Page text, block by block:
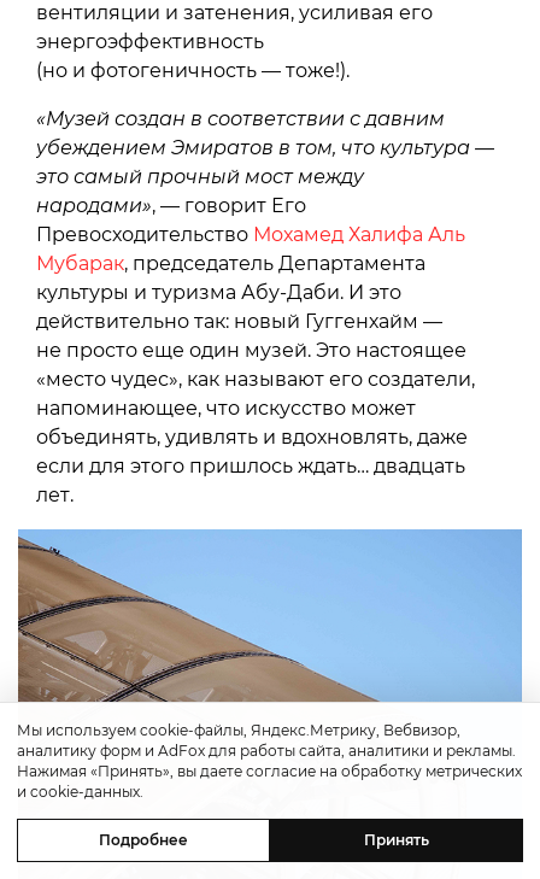
вентиляции и затенения, усиливая его
энергоэффективность
(но и фотогеничность — тоже!).
«Музей создан в соответствии с давним
убеждением Эмиратов в том, что культура —
это самый прочный мост между
народами», — говорит Его
Превосходительство Мохамед Халифа Аль
Мубарак, председатель Департамента
культуры и туризма Абу-Даби. И это
действительно так: новый Гуггенхайм —
не просто еще один музей. Это настоящее
«место чудес», как называют его создатели,
напоминающее, что искусство может
объединять, удивлять и вдохновлять, даже
если для этого пришлось ждать… двадцать
лет.
Мы используем cookie-файлы, Яндекс.Метрику, Вебвизор,
аналитику форм и AdFox для работы сайта, аналитики и рекламы.
Нажимая «Принять», вы даете согласие на обработку метрических
и cookie-данных.
Подробнее Принять